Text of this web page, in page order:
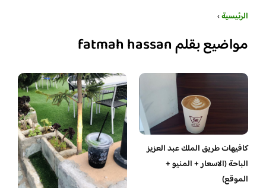
الرئيسية›
مواضيع بقلم fatmah hassan
كافيهات طريق الملك عبد العزيز
الباحة (الاسعار + المنيو +
الموقع)